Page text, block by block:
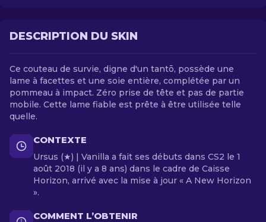
DESCRIPTION DU SKIN
Ce couteau de survie, digne d'un tantō, possède une
lame à facettes et une soie entière, complétée par un
pommeau à impact. Zéro prise de tête et pas de partie
mobile. Cette lame fiable est prête à être utilisée telle
quelle.
CONTEXTE
Ursus (★) | Vanilla a fait ses débuts dans CS2 le 1
août 2018 (il y a 8 ans) dans le cadre de Caisse
Horizon, arrivé avec la mise à jour « A New Horizon
».
COMMENT L’OBTENIR